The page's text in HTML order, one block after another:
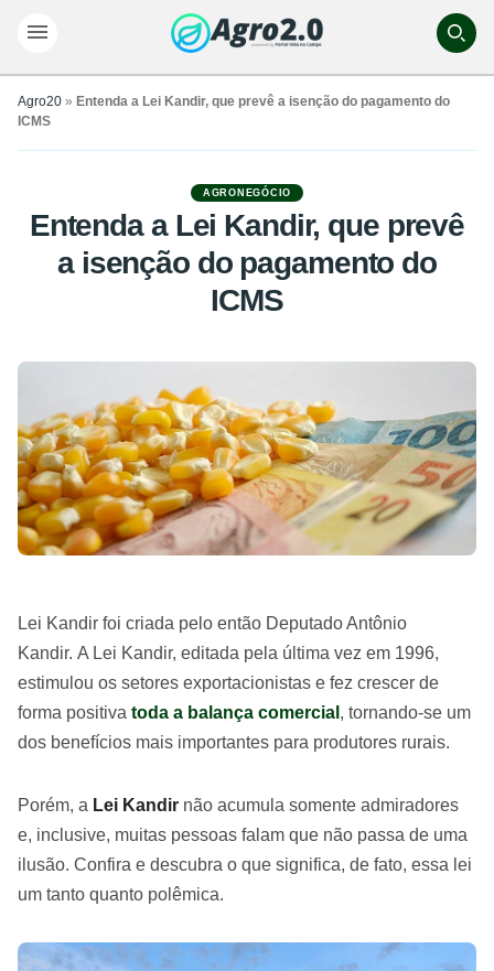
Agro20 » Entenda a Lei Kandir, que prevê a isenção do pagamento do
ICMS
AGRONEGÓCIO
Entenda a Lei Kandir, que prevê
a isenção do pagamento do
ICMS
Lei Kandir foi criada pelo então Deputado Antônio
Kandir. A Lei Kandir, editada pela última vez em 1996,
estimulou os setores exportacionistas e fez crescer de
forma positiva toda a balança comercial , tornando-se um
dos benefícios mais importantes para produtores rurais.
Porém, a Lei Kandir não acumula somente admiradores
e, inclusive, muitas pessoas falam que não passa de uma
ilusão. Confira e descubra o que significa, de fato, essa lei
um tanto quanto polêmica.